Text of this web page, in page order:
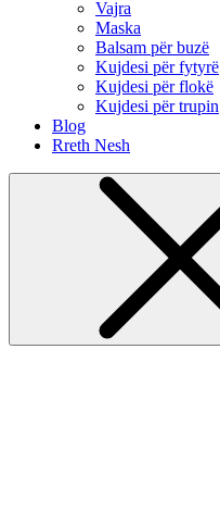
Vajra
Maska
Balsam për buzë
Kujdesi për fytyrë
Kujdesi për flokë
Kujdesi për trupin
Blog
Rreth Nesh